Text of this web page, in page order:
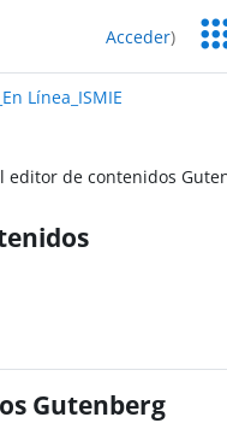
Acceder)
Línea_ISMIE
Gutenberg